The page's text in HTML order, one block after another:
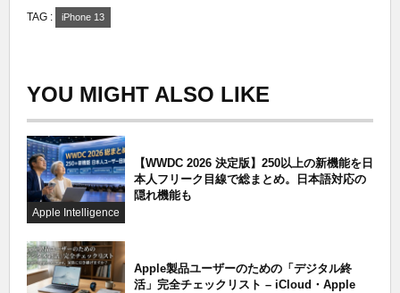
TAG : iPhone 13
YOU MIGHT ALSO LIKE
Apple Intelligence
【WWDC 2026 決定版】250以上の新機能を日
本人フリーク目線で総まとめ。日本語対応の
隠れ機能も
Apple製品ユーザーのための「デジタル終
活」完全チェックリスト – iCloud・Apple